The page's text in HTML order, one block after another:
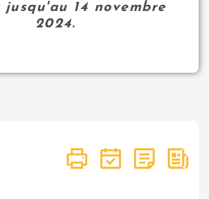
jusqu'au 14 novembre
2024.